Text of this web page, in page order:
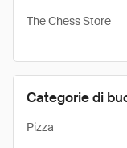
The Chess Store
Categorie di
Pizza